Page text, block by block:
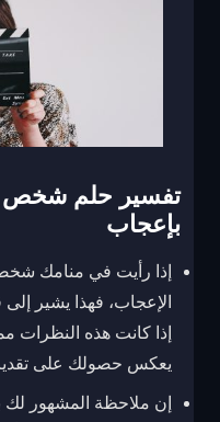
تفسير حلم شخص
بإعجاب
إذا رأيت في منامك
الإعجاب، فهذا يشير
إذا كانت هذه النظرات
يعكس حصولك على تقدير
إن ملاحظة المشهور لك